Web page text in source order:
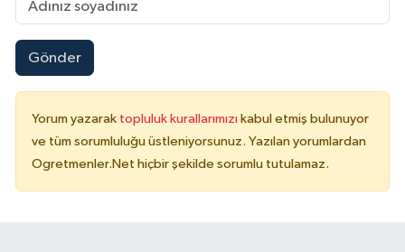
Gönder
Yorum yazarak topluluk kurallarımızı kabul etmiş bulunuyor
ve tüm sorumluluğu üstleniyorsunuz. Yazılan yorumlardan
Ogretmenler.Net hiçbir şekilde sorumlu tutulamaz.